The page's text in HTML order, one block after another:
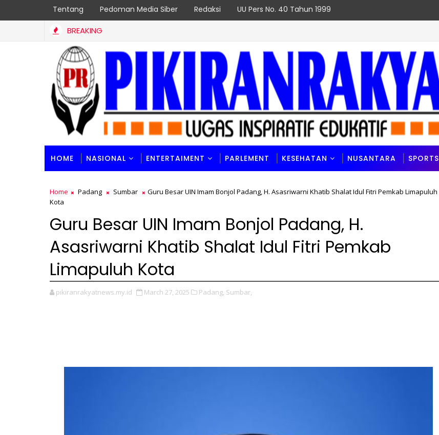
Tentang Pedoman Media Siber Redaksi UU Pers No. 40 Tahun 1999
BREAKING
HOME NASIONAL ENTERTAIMENT PARLEMENT KESEHATAN NUSANTARA SPORTS
Home Padang Sumbar
Guru Besar UIN Imam Bonjol Padang, H. Asasriwarni Khatib Shalat Idul Fitri Pemkab Limapuluh
Kota
Guru Besar UIN Imam Bonjol Padang, H.
Asasriwarni Khatib Shalat Idul Fitri Pemkab
Limapuluh Kota
pikiranrakyatnews.my.id March 27, 2025 Padang, Sumbar,